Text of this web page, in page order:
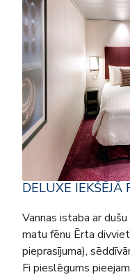
DELUXE
Vannas istaba ar
matu fēnu Ērta
pieprasījuma),
Fi pieslēgums